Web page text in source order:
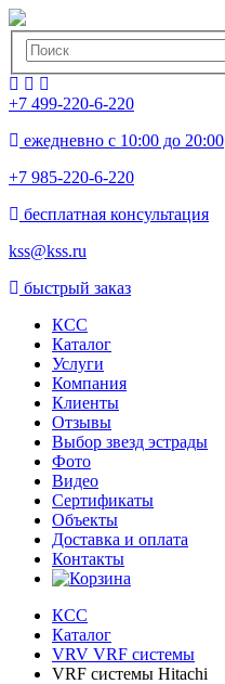
+7 499-220-6-220
ежедневно с 10:00 до 20:00
+7 985-220-6-220
бесплатная консультация
kss@kss.ru
быстрый заказ
КСС
Каталог
Услуги
Компания
Клиенты
Oтзывы
Выбор звезд эстрады
Фото
Видео
Сертификаты
Объекты
Доставка и оплата
Контакты
КСС
Каталог
VRV VRF системы
VRF системы Hitachi